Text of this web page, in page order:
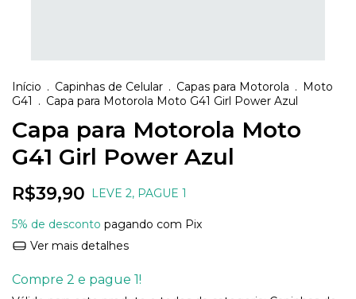
Início . Capinhas de Celular . Capas para Motorola . Moto
G41 . Capa para Motorola Moto G41 Girl Power Azul
Capa para Motorola Moto
G41 Girl Power Azul
R$39,90 LEVE 2, PAGUE 1
5% de desconto pagando com Pix
Ver mais detalhes
Compre 2 e pague 1!